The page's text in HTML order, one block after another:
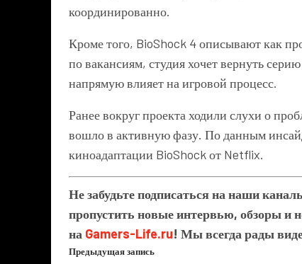
координированно.
Кроме того, BioShock 4описывают как
по вакансиям, студия хочет вернуть
напрямую влияет на игровой процесс.
Ранее вокруг проекта ходили слухи о
вошло в активную фазу. По данным
киноадаптации BioShockот Netflix.
Не забудьте подписаться на наши
пропустить новые интервью, обзоры и
на Gamers-Life.ru! Мы всегда рады
Предыдущая запись